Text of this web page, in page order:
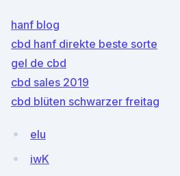
hanf blog
cbd hanf direkte beste sorte
gel de cbd
cbd sales 2019
cbd blüten schwarzer freitag
eIu
iwK